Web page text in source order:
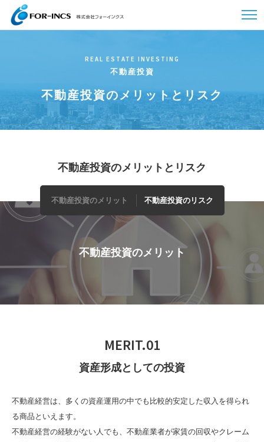
REAL ESTATE INVESTING
不動産投資
不動産投資のメリットとリスク
不動産投資のメリットとリスク
不動産投資のメリット 不動産投資のリスク
不動産投資のメリット
MERIT.01
資産形成としての投資
不動産経営は、多くの資産運用の中でも比較的安定した収入を得られ
る商品といえます。
不動産経営の経験がない人でも、不動産業者が家賃の回収やクレーム